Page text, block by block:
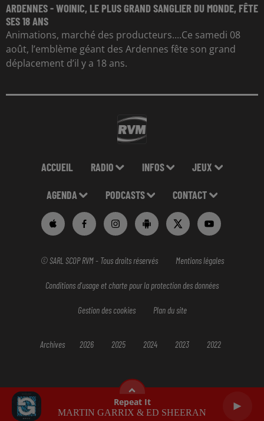
Repeat It
MARTIN GARRIX & ED SHEERAN
ARDENNES - WOINIC, LE PLUS GRAND SANGLIER DU MONDE, FÊTE
SES 18 ANS
Animations, marché des producteurs....Ce samedi 08
août, l’emblème géant des Ardennes fête son grand
déplacement d’il y a 18 ans.
ACCUEIL RADIO INFOS JEUX
AGENDA PODCASTS CONTACT
© SARL SCOP RVM - Tous droits réservés Mentions légales
Conditions d'usage et charte pour la protection des données
Gestion des cookies Plan du site
Archives 2026 2025 2024 2023 2022